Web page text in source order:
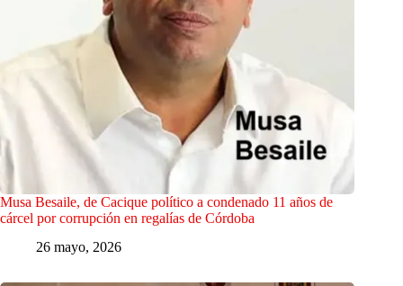
Musa Besaile, de Cacique político a condenado 11 años de
cárcel por corrupción en regalías de Córdoba
26 mayo, 2026